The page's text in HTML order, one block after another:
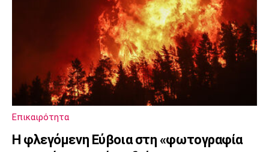
Επικαιρότητα
Η φλεγόμενη Εύβοια στη «φωτογραφία